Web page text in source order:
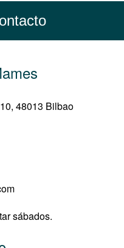
48013 Bilbao
sábados.